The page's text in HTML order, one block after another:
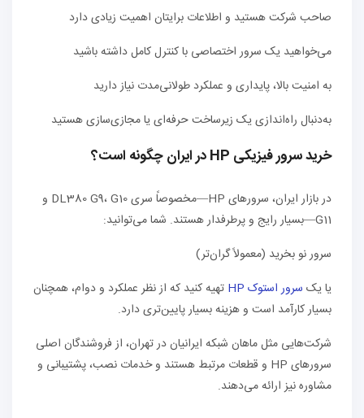
صاحب شرکت هستید و اطلاعات برایتان اهمیت زیادی دارد
می‌خواهید یک سرور اختصاصی با کنترل کامل داشته باشید
به امنیت بالا، پایداری و عملکرد طولانی‌مدت نیاز دارید
به‌دنبال راه‌اندازی یک زیرساخت حرفه‌ای یا مجازی‌سازی هستید
خرید سرور فیزیکی HP در ایران چگونه است؟
در بازار ایران، سرورهای HP—مخصوصاً سری DL380 G9، G10 و
G11—بسیار رایج و پرطرفدار هستند. شما می‌توانید:
سرور نو بخرید (معمولاً گران‌تر)
یا یک سرور استوک HP
تهیه کنید که از نظر عملکرد و دوام، همچنان
بسیار کارآمد است و هزینه بسیار پایین‌تری دارد.
شرکت‌هایی مثل ماهان شبکه ایرانیان در تهران، از فروشندگان اصلی
سرورهای HP و قطعات مرتبط هستند و خدمات نصب، پشتیبانی و
مشاوره نیز ارائه می‌دهند.